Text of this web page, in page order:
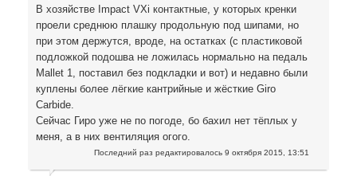
В хозяйстве Impact VXi контактные, у которых кренки
проели среднюю плашку продольную под шипами, но
при этом держутся, вроде, на остатках (с пластиковой
подложкой подошва не ложилась нормально на педаль
Mallet 1, поставил без подкладки и вот) и недавно были
куплены более лёгкие кантрийные и жёсткие Giro
Carbide.
Сейчас Гиро уже не по погоде, бо бахил нет тёплых у
меня, а в них вентиляция огого.
Последний раз редактировалось 9 октября 2015, 13:51